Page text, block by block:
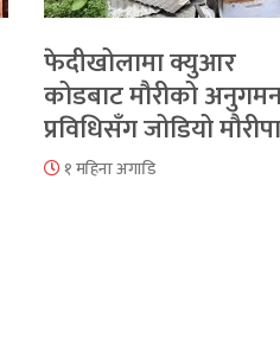
फेदीखोलामा क्युआर
कोडबाट मौरीको
प्रविधिसँग जोडियो
१ महिना अगाडि